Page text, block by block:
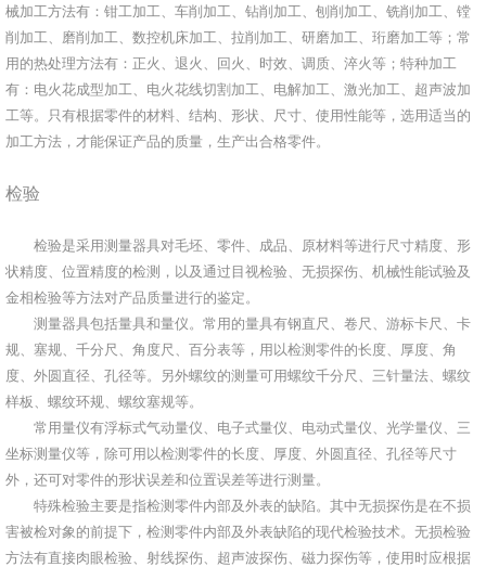
械加工方法有：钳工加工、车削加工、钻削加工、刨削加工、铣削加工、镗
削加工、磨削加工、数控机床加工、拉削加工、研磨加工、珩磨加工等；常
用的热处理方法有：正火、退火、回火、时效、调质、淬火等；特种加工
有：电火花成型加工、电火花线切割加工、电解加工、激光加工、超声波加
工等。只有根据零件的材料、结构、形状、尺寸、使用性能等，选用适当的
加工方法，才能保证产品的质量，生产出合格零件。
检验
检验是采用测量器具对毛坯、零件、成品、原材料等进行尺寸精度、形
状精度、位置精度的检测，以及通过目视检验、无损探伤、机械性能试验及
金相检验等方法对产品质量进行的鉴定。
测量器具包括量具和量仪。常用的量具有钢直尺、卷尺、游标卡尺、卡
规、塞规、千分尺、角度尺、百分表等，用以检测零件的长度、厚度、角
度、外圆直径、孔径等。另外螺纹的测量可用螺纹千分尺、三针量法、螺纹
样板、螺纹环规、螺纹塞规等。
常用量仪有浮标式气动量仪、电子式量仪、电动式量仪、光学量仪、三
坐标测量仪等，除可用以检测零件的长度、厚度、外圆直径、孔径等尺寸
外，还可对零件的形状误差和位置误差等进行测量。
特殊检验主要是指检测零件内部及外表的缺陷。其中无损探伤是在不损
害被检对象的前提下，检测零件内部及外表缺陷的现代检验技术。无损检验
方法有直接肉眼检验、射线探伤、超声波探伤、磁力探伤等，使用时应根据